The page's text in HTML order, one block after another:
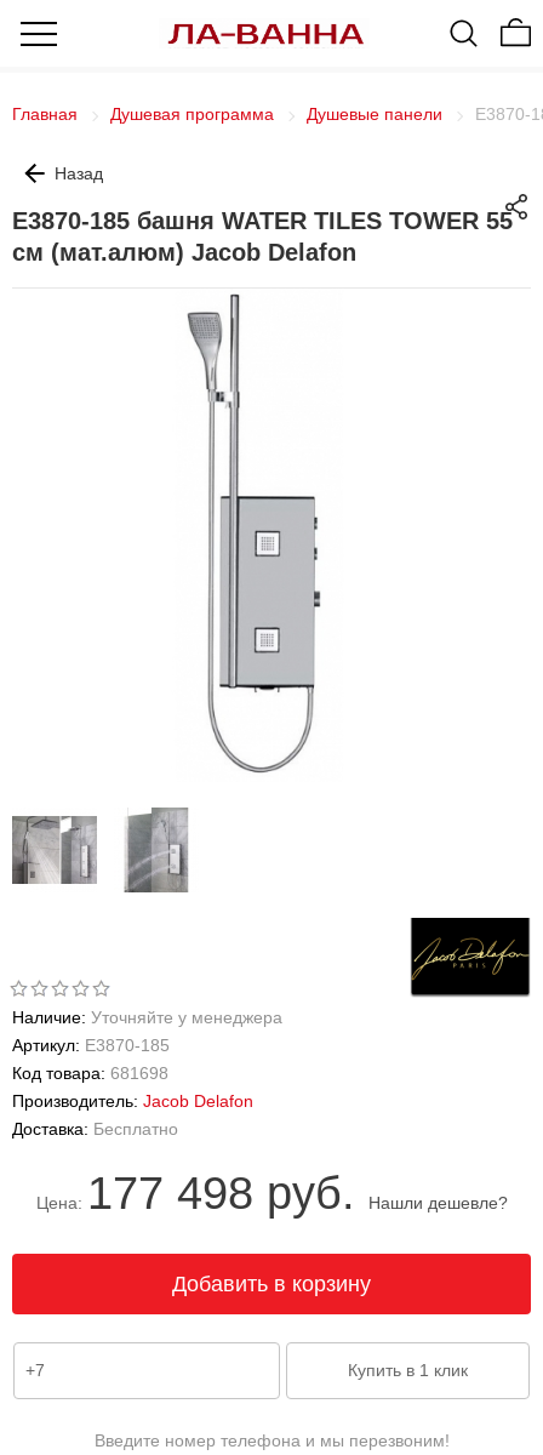
Главная Душевая программа Душевые панели E3870-
Назад
E3870-185 башня WATER TILES TOWER 55
см (мат.алюм) Jacob Delafon
Наличие: Уточняйте у менеджера
Артикул: E3870-185
Код товара: 681698
Производитель: Jacob Delafon
Доставка: Бесплатно
Цена: 177 498 руб. Нашли дешевле?
Введите номер телефона и мы перезвоним!